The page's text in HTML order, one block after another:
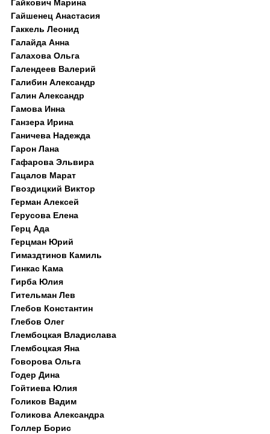
Гайкович Марина
Гайшенец Анастасия
Гаккель Леонид
Галайда Анна
Галахова Ольга
Галендеев Валерий
Галибин Александр
Галин Александр
Гамова Инна
Ганзера Ирина
Ганичева Надежда
Гарон Лана
Гафарова Эльвира
Гацалов Марат
Гвоздицкий Виктор
Герман Алексей
Герусова Елена
Герц Ада
Герцман Юрий
Гимаздтинов Камиль
Гинкас Кама
Гирба Юлия
Гительман Лев
Глебов Константин
Глебов Олег
Глембоцкая Владислава
Глембоцкая Яна
Говорова Ольга
Годер Дина
Гойтиева Юлия
Голиков Вадим
Голикова Александра
Голлер Борис